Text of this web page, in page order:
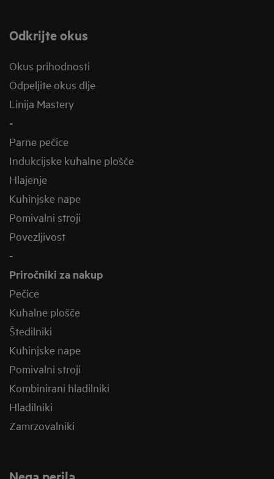
Odkrijte okus
Okus prihodnosti
Odpeljite okus dlje
Linija Mastery
-
Parne pečice
Indukcijske kuhalne plošče
Hlajenje
Kuhinjske nape
Pomivalni stroji
Povezljivost
-
Priročniki za nakup
Pečice
Kuhalne plošče
Štedilniki
Kuhinjske nape
Pomivalni stroji
Kombinirani hladilniki
Hladilniki
Zamrzovalniki